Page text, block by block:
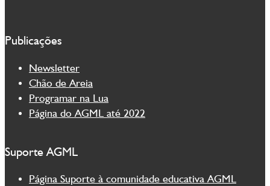
Publicações
Newsletter
Chão de Areia
Programar na Lua
Página do AGML até 2022
Suporte AGML
Página Suporte à comunidade educativa AGML